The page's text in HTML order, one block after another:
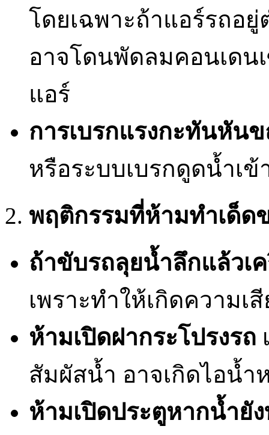
โดยเฉพาะถ้าแอร์รถอ
อาจโดนพัดลมคอนเด
แอร์
การเบรกแรงกะทันหัน
หรือระบบเบรกดูดน้ำเข้
พฤติกรรมที่ห้ามทำเด็
ถ้าขับรถลุยน้ำลึกแล้วเ
เพราะทำให้เกิดความเ
ห้ามเปิดฝากระโปรงรถ
สัมผัสน้ำ อาจเกิดไอน้ำ
ห้ามเปิดประตูหากน้ำยั